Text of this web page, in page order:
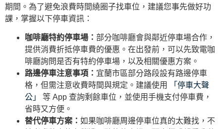
期間。為了避免浪費時間繞圈子找車位，建議您事先做好功
課，掌握以下停車資訊：
咖啡廳特約停車場： 部分咖啡廳會與鄰近停車場合作，
提供消費折抵停車費的優惠。在出發前，可以先致電咖
啡廳詢問是否有特約停車場，以及相關優惠方案。
路邊停車注意事項： 宜蘭市區部分路段設有路邊停車
格，但需注意收費時間與規定。建議使用
「停車大聲
公」
等 App 查詢剩餘車位，並使用手機支付停車費，
省時又方便。
替代停車方案： 如果咖啡廳周邊停車位真的太難找，不